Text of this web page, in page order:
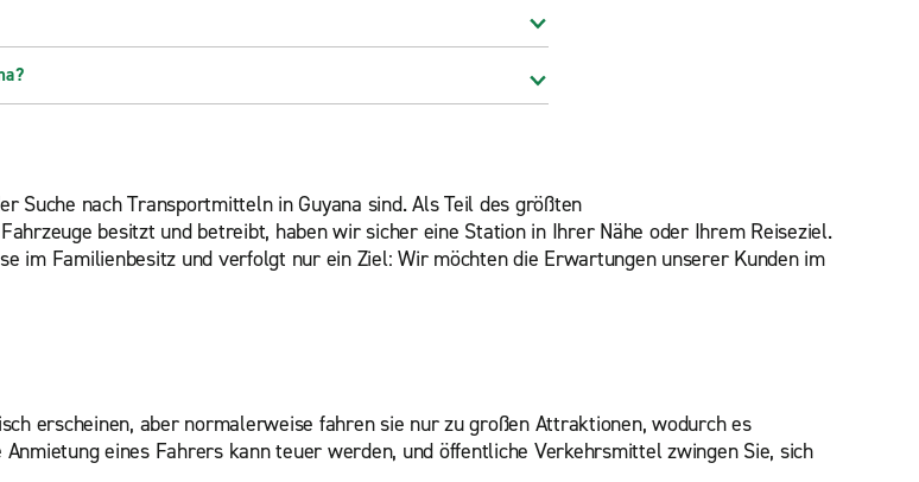
Suche nach Transportmitteln in Guyana sind. Als Teil des größten
besitzt und betreibt, haben wir sicher eine Station in Ihrer Nähe oder Ihrem Reiseziel.
im Familienbesitz und verfolgt nur ein Ziel: Wir möchten die Erwartungen unserer Kunden im
erscheinen, aber normalerweise fahren sie nur zu großen Attraktionen, wodurch es
eines Fahrers kann teuer werden, und öffentliche Verkehrsmittel zwingen Sie, sich